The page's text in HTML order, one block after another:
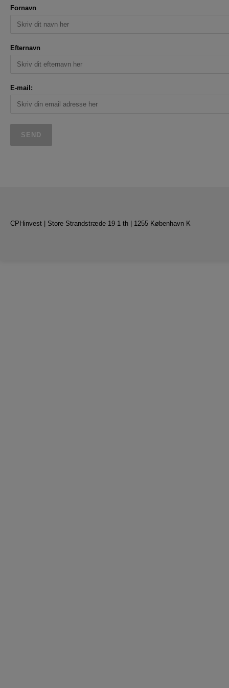
Fornavn
Efternavn
E-mail:
CPHinvest | Store Strandstræde 19 1 th | 1255 København K